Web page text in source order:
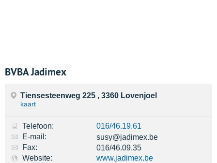
BVBA Jadimex
Tiensesteenweg 225 , 3360 Lovenjoel
kaart
Telefoon:
016/46.19.61
E-mail:
susy@jadimex.be
Fax:
016/46.09.35
Website:
www.jadimex.be